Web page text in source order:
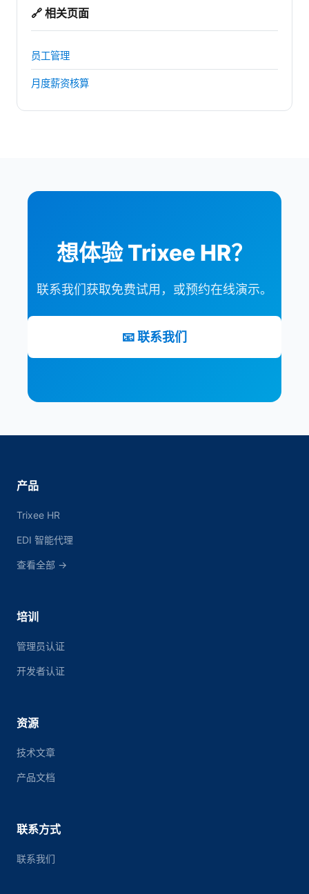
🔗 相关页面
员工管理
月度薪资核算
想体验 Trixee HR？
联系我们获取免费试用，或预约在线演示。
📧 联系我们
产品
Trixee HR
EDI 智能代理
查看全部 →
培训
管理员认证
开发者认证
资源
技术文章
产品文档
联系方式
联系我们